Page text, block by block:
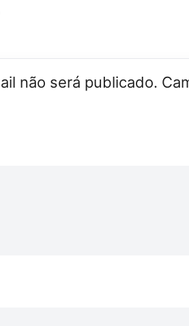
não será publicado.